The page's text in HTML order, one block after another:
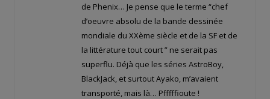
de Phenix… Je pense que le terme “chef
d’oeuvre absolu de la bande dessinée
mondiale du XXème siècle et de la SF et de
la littérature tout court ” ne serait pas
superflu. Déjà que les séries AstroBoy,
BlackJack, et surtout Ayako, m’avaient
transporté, mais là… Pfffffioute !